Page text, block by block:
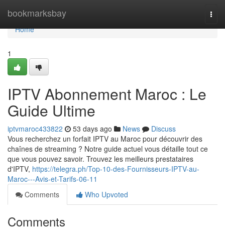
bookmarksbay
Home
Home
1
IPTV Abonnement Maroc : Le
Guide Ultime
iptvmaroc433822 53 days ago News
Discuss
Vous recherchez un forfait IPTV au Maroc pour découvrir des
chaînes de streaming ? Notre guide actuel vous détaille tout ce
que vous pouvez savoir. Trouvez les meilleurs prestataires
d'IPTV, https://telegra.ph/Top-10-des-Fournisseurs-IPTV-au-
Maroc---Avis-et-Tarifs-06-11
Comments
Who Upvoted
Comments